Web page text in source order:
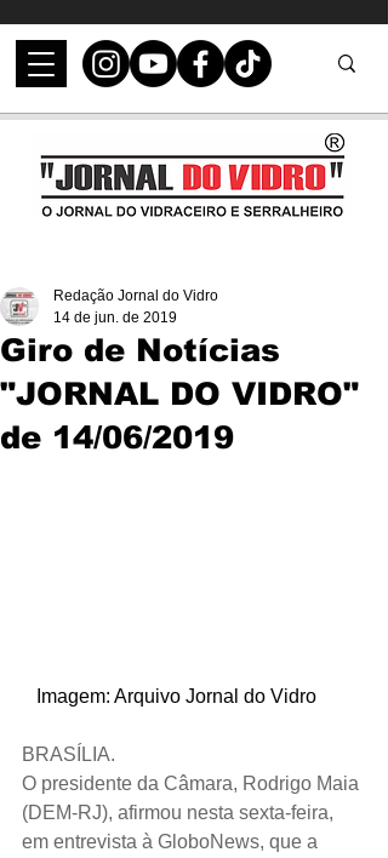
Giro de Notícias
"JORNAL DO VIDRO"
de 14/06/2019
Redação Jornal do Vidro
14 de jun. de 2019
   Imagem: Arquivo Jornal do Vidro
BRASÍLIA.
O presidente da Câmara, Rodrigo Maia
(DEM-RJ), afirmou nesta sexta-feira,
em entrevista à GloboNews, que a